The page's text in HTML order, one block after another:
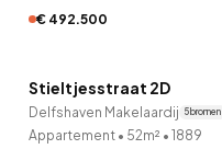
€ 492.500
20 uur geleden ontdekt
Stieltjesstraat 2D
Delfshaven Makelaardij 5 bronnen
Appartement • 52m² • 1889